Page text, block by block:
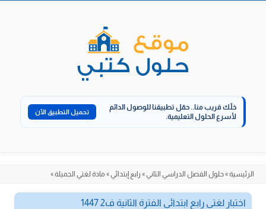
خلّك قريب منا.. حمّل تطبيقنا للوصول الدائم
لأسرع الحلول التعليمية.
تحميل التطبيق الآن
الرئيسية»حلول الفصل الدراسي الثاني» رابع إبتدائي» مادة لغتي الجميلة»
اختبار لغتي رابع ابتدائي الفترة الثانية ف2 1447